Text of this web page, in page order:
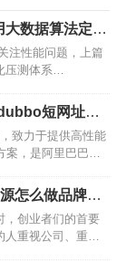
大数据算法定位
注性能问题，上篇
压测体系
数据，自动定位
译。背景我们 FT…
短网址服
致力于提供高性能
案，是阿里巴巴
支持，并被广泛
点。不巧的…
怎么做品牌推
，创业者们的首要
人重视公司、重视